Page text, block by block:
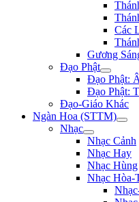
Các
Gương
Đạo Phật
Đạo Phật:
Đạo Phật:
Đạo-Giáo Khác
Ngàn Hoa (STTM)
Nhạc
Nhạc Cảnh
Nhạc Hay
Nhạc Hùng
Nhạc Hòa-